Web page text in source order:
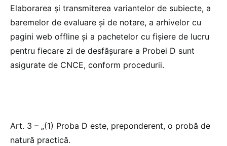
Elaborarea şi transmiterea variantelor de subiecte, a
baremelor de evaluare şi de notare, a arhivelor cu
pagini web offline şi a pachetelor cu fişiere de lucru
pentru fiecare zi de desfășurare a Probei D sunt
asigurate de CNCE, conform procedurii.
Art. 3 – „(1) Proba D este, preponderent, o probă de
natură practică.